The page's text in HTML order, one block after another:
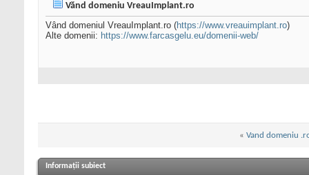
Vănd domeniu VreauImplant.ro
Vând domeniul VreauImplant.ro (https://www.vreauimplant.ro)
Alte domenii: https://www.farcasgelu.eu/domenii-web/
« Vand domeniu
Informații subiect